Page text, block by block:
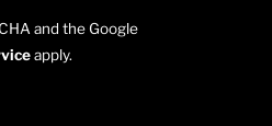
and the Google
apply.